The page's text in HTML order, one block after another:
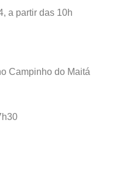
a partir das 10h
Campinho do Maitá